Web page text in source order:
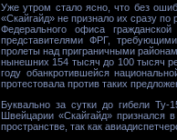
Уже утром стало ясно, что без
«Скайгайд» не признало их сразу
Федерального офиса
представителями ФРГ,
пролеты над приграничными
нынешних 154 тысяч до 100 тысяч
году обанкротившейся
протестовала против таких
Буквально за сутки до гибели Ту-
Швейцарии «Скайгайд» признался
пространстве, так как